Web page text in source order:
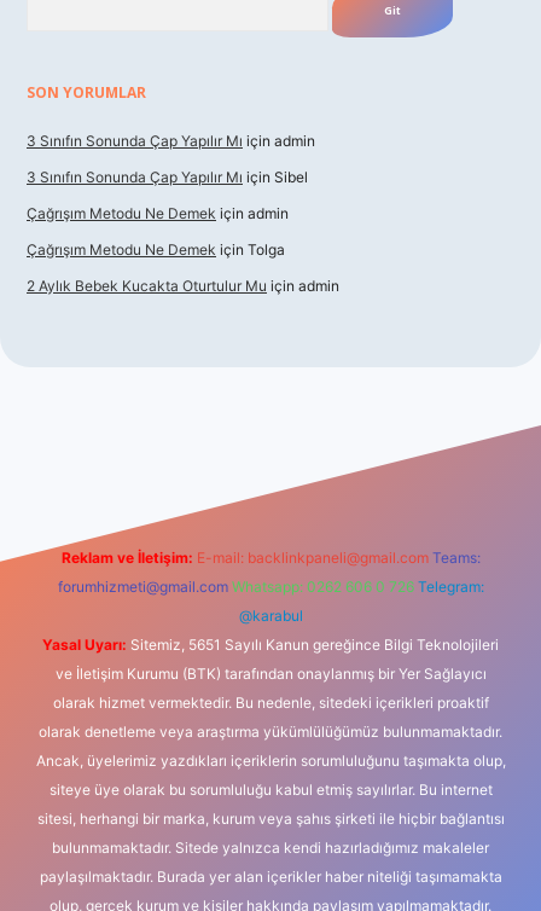
SON YORUMLAR
3 Sınıfın Sonunda Çap Yapılır Mı için admin
3 Sınıfın Sonunda Çap Yapılır Mı için Sibel
Çağrışım Metodu Ne Demek için admin
Çağrışım Metodu Ne Demek için Tolga
2 Aylık Bebek Kucakta Oturtulur Mu için admin
Reklam ve İletişim: E-mail: backlinkpaneli@gmail.com Teams:
forumhizmeti@gmail.com Whatsapp: 0262 606 0 726 Telegram:
@karabul
Yasal Uyarı: Sitemiz, 5651 Sayılı Kanun gereğince Bilgi Teknolojileri
ve İletişim Kurumu (BTK) tarafından onaylanmış bir Yer Sağlayıcı
olarak hizmet vermektedir. Bu nedenle, sitedeki içerikleri proaktif
olarak denetleme veya araştırma yükümlülüğümüz bulunmamaktadır.
Ancak, üyelerimiz yazdıkları içeriklerin sorumluluğunu taşımakta olup,
siteye üye olarak bu sorumluluğu kabul etmiş sayılırlar. Bu internet
sitesi, herhangi bir marka, kurum veya şahıs şirketi ile hiçbir bağlantısı
bulunmamaktadır. Sitede yalnızca kendi hazırladığımız makaleler
paylaşılmaktadır. Burada yer alan içerikler haber niteliği taşımamakta
olup, gerçek kurum ve kişiler hakkında paylaşım yapılmamaktadır.